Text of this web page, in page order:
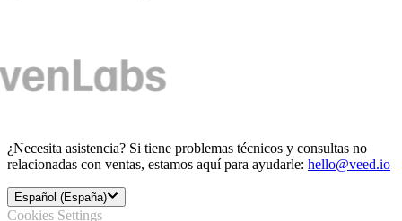
¿Necesita asistencia? Si tiene problemas técnicos y consultas no
relacionadas con ventas, estamos aquí para ayudarle: hello@veed.io
Español (España)
Cookies Settings